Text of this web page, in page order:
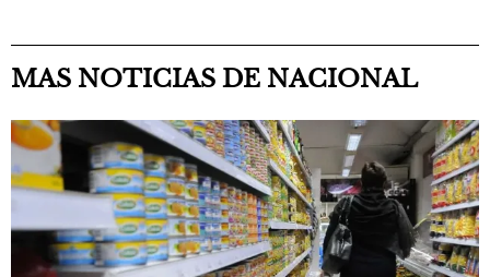
MAS NOTICIAS DE NACIONAL